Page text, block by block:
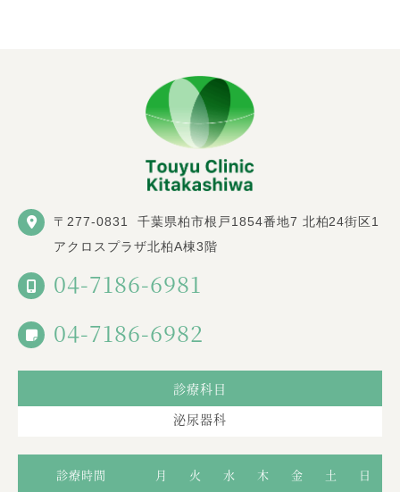
〒277-0831
千葉県柏市根戸1854番地7 北柏24街区1
アクロスプラザ北柏A棟3階
04-7186-6981
04-7186-6982
診療科目
泌尿器科
診療時間 月 火 水 木 金 土 日